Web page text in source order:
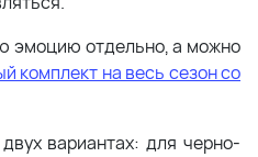
эмоцию отдельно, а можно
комплект на весь сезон со
вариантах: для черно-